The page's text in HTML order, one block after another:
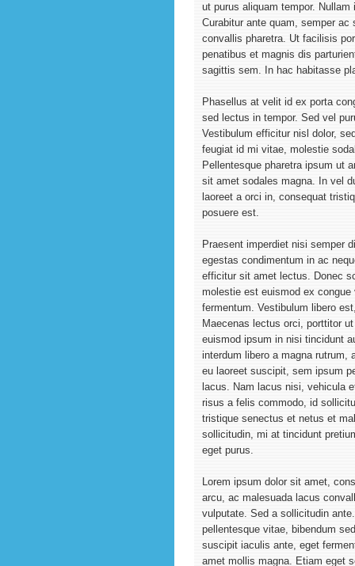
ut purus aliquam tempor.
Curabitur ante quam, semper
convallis pharetra. Ut facilisis
penatibus et magnis dis
sagittis sem. In hac habitasse
Phasellus at velit id ex porta
sed lectus in tempor. Sed vel
Vestibulum efficitur nisl dolor,
feugiat id mi vitae, molestie
Pellentesque pharetra ipsum ut
sit amet sodales magna. In vel
laoreet a orci in, consequat
posuere est.
Praesent imperdiet nisi semper
egestas condimentum in ac
efficitur sit amet lectus. Donec
molestie est euismod ex
fermentum. Vestibulum libero
Maecenas lectus orci, porttitor
euismod ipsum in nisi tincidunt
interdum libero a magna rutrum,
eu laoreet suscipit, sem ipsum
lacus. Nam lacus nisi, vehicula
risus a felis commodo, id
tristique senectus et netus et
sollicitudin, mi at tincidunt
eget purus.
Lorem ipsum dolor sit amet,
arcu, ac malesuada lacus
vulputate. Sed a sollicitudin
pellentesque vitae, bibendum
suscipit iaculis ante, eget
amet mollis magna. Etiam eget